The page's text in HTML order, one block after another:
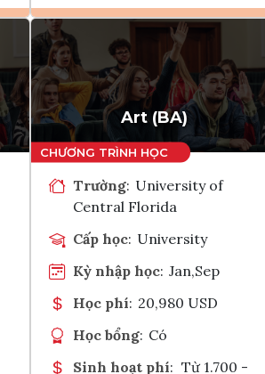
Ghi danh
Tham vấn Interlink
Art (BA)
Trường: University of
Central Florida
Cấp học: University
Kỳ nhập học: Jan,Sep
Học phí: 20,980 USD
Học bổng: Có
Sinh hoạt phí: Từ 1.700 -